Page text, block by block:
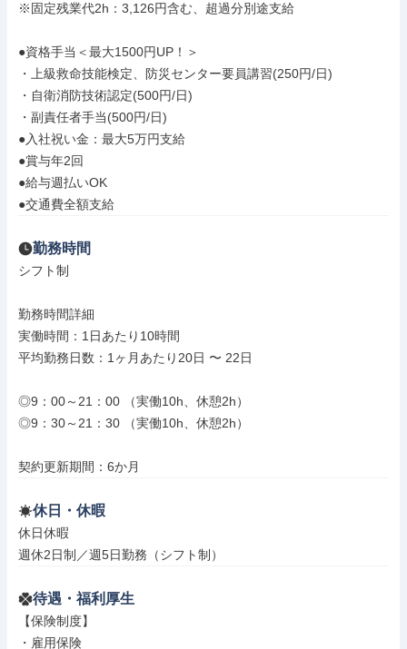
※固定残業代2h：3,126円含む、超過分別途支給
●資格手当＜最大1500円UP！＞
・上級救命技能検定、防災センター要員講習(250円/日)
・自衛消防技術認定(500円/日)
・副責任者手当(500円/日)
●入社祝い金：最大5万円支給
●賞与年2回
●給与週払いOK
●交通費全額支給
勤務時間
シフト制
勤務時間詳細
実働時間：1日あたり10時間
平均勤務日数：1ヶ月あたり20日 〜 22日
◎9：00～21：00 （実働10h、休憩2h）
◎9：30～21：30 （実働10h、休憩2h）
契約更新期間：6か月
休日・休暇
休日休暇
週休2日制／週5日勤務（シフト制）
待遇・福利厚生
【保険制度】
・雇用保険